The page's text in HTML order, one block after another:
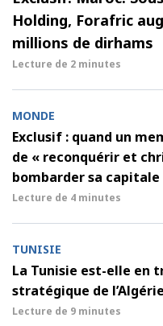
Holding, Forafric
millions de dirhams
Lecture de 2 minutes
MONDE
Exclusif : quand un
de « reconquérir et
bombarder sa capitale
Lecture de 4 minutes
TUNISIE
La Tunisie est-elle en
stratégique de
Lecture de 9 minutes